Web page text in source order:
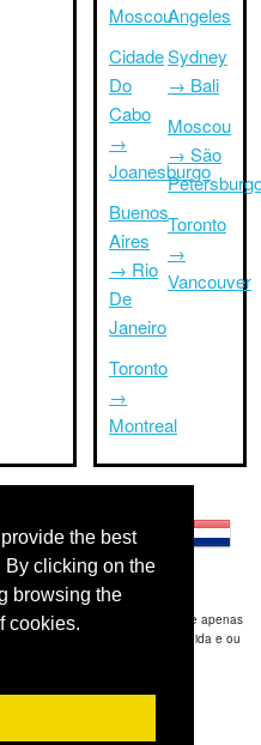
the best
By clicking on the
browsing the
cookies.
Moscou
Cidade
Do
Cabo
→
Joanesburgo
Buenos
Aires
→ Rio
De
Janeiro
Toronto
→
Montreal
Angeles
Sydney
→ Bali
Moscou
→ São
Toronto
→
Vancouver
site é a nossa melhor estimativa e apenas
por qualquer atraso de ida e ou
informações fornecidas.
feedback.